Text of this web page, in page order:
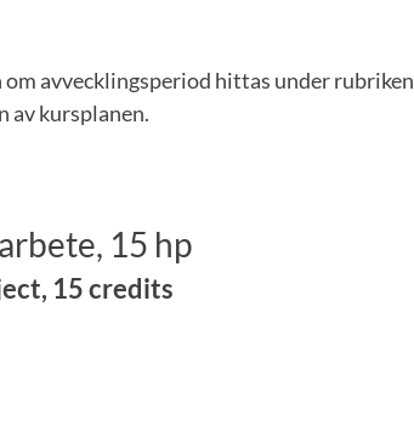
avvecklingsperiod hittas under rubriken
av kursplanen.
15 hp
15 credits